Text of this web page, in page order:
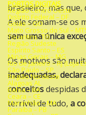
brasileiro, mas que,
A ele somam-se os
sem uma única
Os motivos são
inadequadas,
conceitosdespidas
terrível de tudo, a
PORTOS DIGITAIS
Região Centro Oeste
Distrito Federal – DF
Goiás – GO
Mato Grosso do Sul –
Tocantins -TO
Região Sudeste
Espírito Santo – ES
Minas Gerais – MG
Rio de Janeiro – RJ (Loja
São Paulo – SP
Região Nordeste
Alagoas AL
Bahia – BA
Ceara – CE
Maranhão – MA
Paraíba – PB